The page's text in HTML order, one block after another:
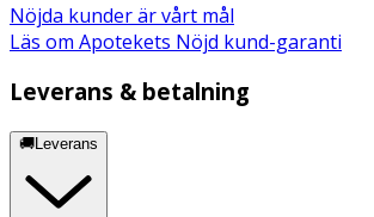
Nöjda kunder är vårt mål
Läs om Apotekets Nöjd kund-garanti
Leverans & betalning
🚚Leverans